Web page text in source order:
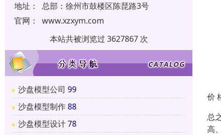
地址：
总部：徐州市鼓楼区陈琵路3号
官网：
www.xzxym.com
本站共被浏览过 3627867 次
沙盘模型公司 99
沙盘模型制作88
沙盘模型设计78
价
总
高